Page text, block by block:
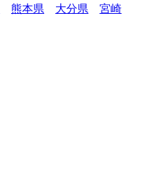
熊本県 大分県
宮崎